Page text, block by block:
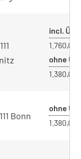
incl.
1.760,00
ohne Üb.
1.380,00
Bonn
ohne Üb.
1.380,00